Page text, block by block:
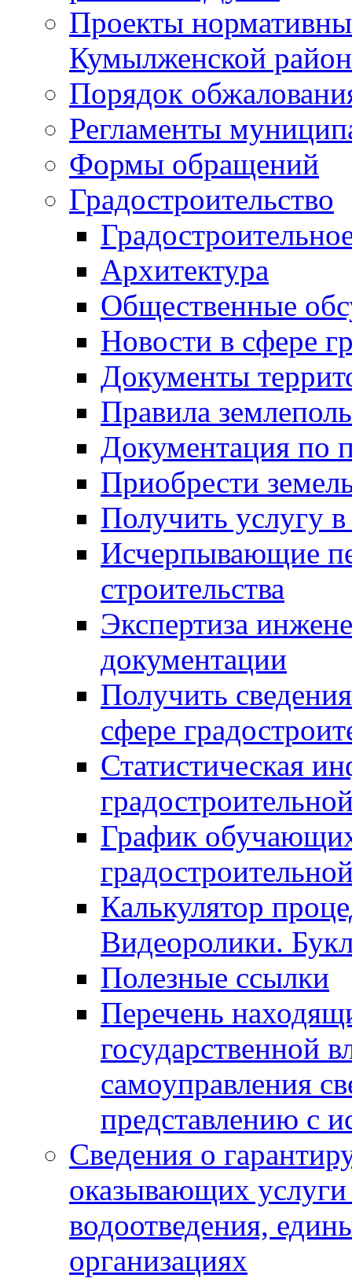
Проекты
Кумылженской
Порядок
Регламенты
Формы обращений
Градостроительство
Архитектура
Общественные
Новости в сфере
Документы
Правила
Документация по
Приобрести
Получить услугу в
Исчерпывающие
строительства
Экспертиза
документации
Получить
сфере
Статистическая
График
Калькулятор
Видеоролики.
Полезные ссылки
Перечень
государственной
самоуправления
представлению с
Сведения о
оказывающих
водоотведения,
организациях